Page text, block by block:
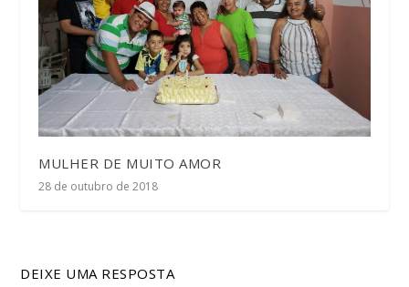
MULHER DE MUITO AMOR
28 de outubro de 2018
DEIXE UMA RESPOSTA